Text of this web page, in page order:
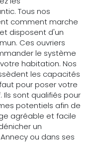
Tous nos
comment marche
disposent d'un
Ces ouvriers
le système
habitation. Nos
les capacités
pour poser votre
sont qualifiés pour
potentiels afin de
agréable et facile
un
ou dans ses